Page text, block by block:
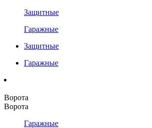
Защитные
Гаражные
Защитные
Гаражные
Ворота
Ворота
Гаражные